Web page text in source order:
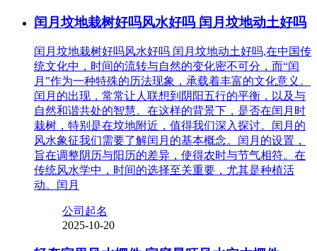
闰月坟地栽树好吗风水好吗 闰月坟地动土好吗
闰月坟地栽树好吗风水好吗 闰月坟地动土好吗,在中国传
统文化中，时间的流转与自然的变化密不可分，而“闰
月”作为一种特殊的历法现象，承载着丰富的文化意义。
闰月的出现，常常让人联想到阴阳五行的平衡，以及与
自然和谐共处的智慧。在这样的背景下，是否在闰月时
栽树，特别是在坟地附近，值得我们深入探讨。闰月的
风水象征我们需要了解闰月的基本概念。闰月的设置，
旨在调整阴历与阳历的差异，使得农时与节气相符。在
传统风水学中，时间的选择至关重要，尤其是种植活
动。闰月
公司起名
2025-10-20